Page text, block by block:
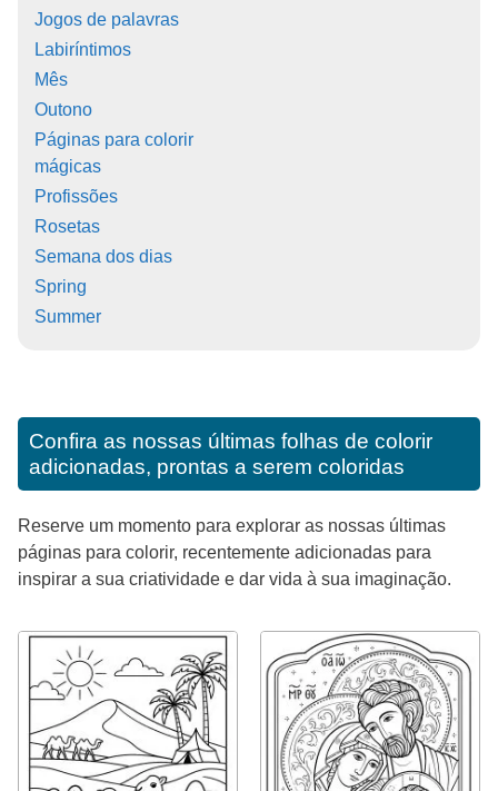
Jogos de palavras
Labiríntimos
Mês
Outono
Páginas para colorir
mágicas
Profissões
Rosetas
Semana dos dias
Spring
Summer
Confira as nossas últimas folhas de colorir
adicionadas, prontas a serem coloridas
Reserve um momento para explorar as nossas últimas
páginas para colorir, recentemente adicionadas para
inspirar a sua criatividade e dar vida à sua imaginação.